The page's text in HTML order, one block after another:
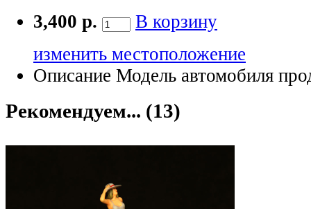
3,400 р.
В корзину
изменить местоположение
Описание Модель автомобиля
Рекомендуем... (13)